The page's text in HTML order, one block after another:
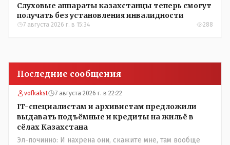
Слуховые аппараты казахстанцы теперь смогут
получать без установления инвалидности
7 августа 2026 г. в 15:34 288
Последние сообщения
vofkakst 7 августа 2026 г. в 22:22
IT-специалистам и архивистам предложили
выдавать подъёмные и кредиты на жильё в
сёлах Казахстана
Эл-починно: И нахрена они, скажите мне, там вообще